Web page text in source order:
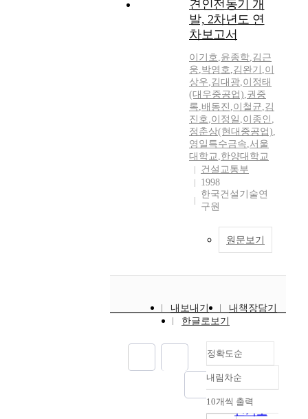
견인전동기 개
발, 2차년도 연
차보고서
이기호,윤종학,김근
웅,박영호,김완기 ,이
상우,김대광,이정태
(대우중공업),권중
록,배동진 ,이철균,김
진호,이정일 ,이종인 ,
정춘상(현대중공업),
영일특수금속,서울
대학교,한양대학교
건설교통부
1998
한국건설기술연
구원
원문보기
내보내기
내책장담기
한글로보기
정확도순
정확도
순
인기도
내림차순
내림차순
10개씩 출력